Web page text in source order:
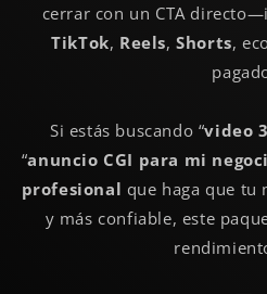
cerrar con un CTA
TikTok, Reels,Shorts,
Si estás buscando “video
“anuncio CGI para mi
profesional que haga que tu
y más confiable, este